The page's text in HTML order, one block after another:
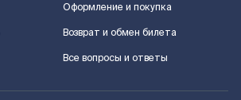
Оформление и покупка
Возврат и обмен билета
Все вопросы и ответы